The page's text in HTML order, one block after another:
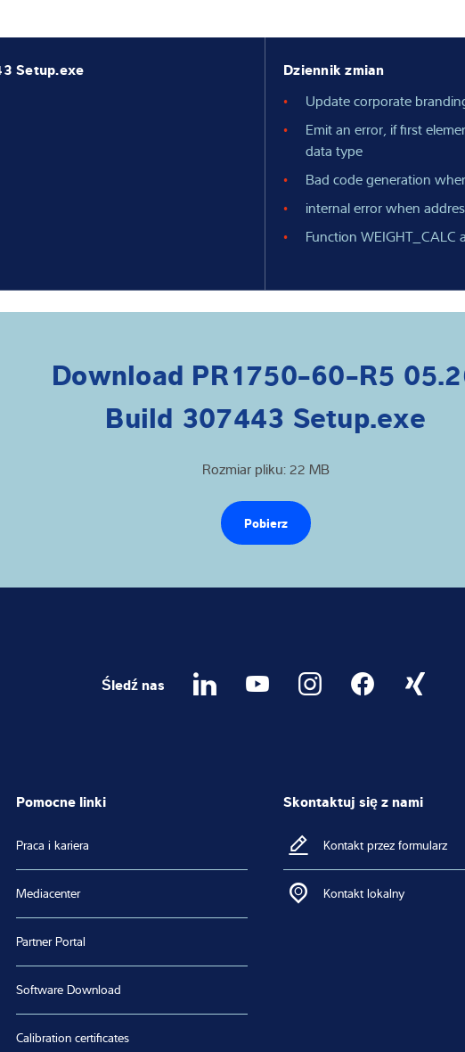
Setup.exe
Dziennik zmian
Update corporate
Emit an error, if first
data type
Bad code generation
internal error when
Function WEIGHT_CALC
Download PR1750-60-R5
Build 307443 Setup.exe
Rozmiar pliku: 22 MB
Pobierz
Śledź nas
Pomocne linki
Praca i kariera
Mediacenter
Partner Portal
Software Download
Calibration certificates
Skontaktuj się z nami
Kontakt przez formularz
Kontakt lokalny